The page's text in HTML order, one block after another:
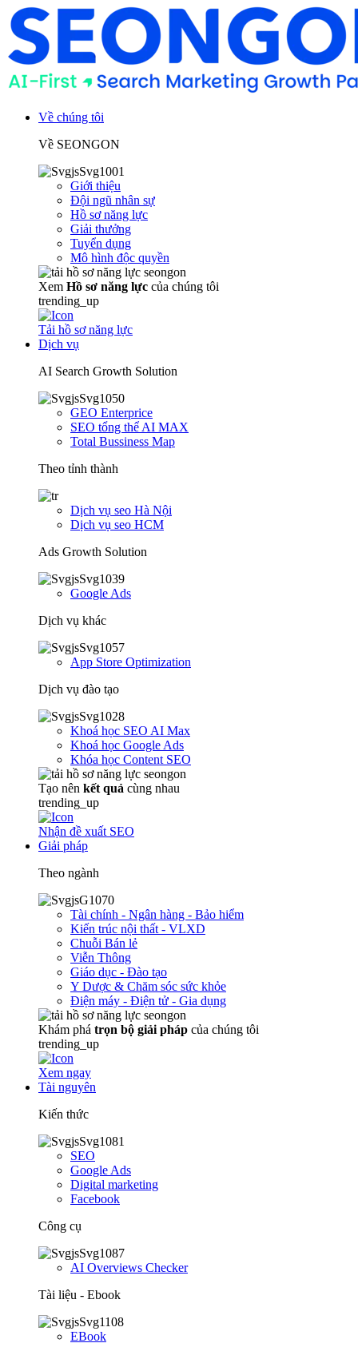
Về chúng tôi
Về SEONGON
Giới thiệu
Đội ngũ nhân sự
Hồ sơ năng lực
Giải thưởng
Tuyển dụng
Mô hình độc quyền
Xem Hồ sơ năng lực của chúng tôi
trending_up
Tải hồ sơ năng lực
Dịch vụ
AI Search Growth Solution
GEO Enterprice
SEO tổng thể AI MAX
Total Bussiness Map
Theo tỉnh thành
Dịch vụ seo Hà Nội
Dịch vụ seo HCM
Ads Growth Solution
Google Ads
Dịch vụ khác
App Store Optimization
Dịch vụ đào tạo
Khoá học SEO AI Max
Khoá học Google Ads
Khóa học Content SEO
Tạo nên kết quả cùng nhau
trending_up
Nhận đề xuất SEO
Giải pháp
Theo ngành
Tài chính - Ngân hàng - Bảo hiểm
Kiến trúc nội thất - VLXD
Chuỗi Bán lẻ
Viễn Thông
Giáo dục - Đào tạo
Y Dược & Chăm sóc sức khỏe
Điện máy - Điện tử - Gia dụng
Khám phá trọn bộ giải pháp của chúng tôi
trending_up
Xem ngay
Tài nguyên
Kiến thức
SEO
Google Ads
Digital marketing
Facebook
Công cụ
AI Overviews Checker
Tài liệu - Ebook
EBook